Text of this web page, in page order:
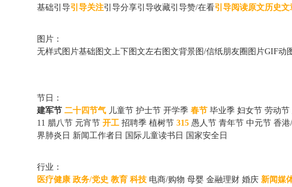
基础引导引导关注引导分享引导收藏引导赞/在看引导阅读原文历史文
图片：
无样式图片基础图文上下图文左右图文背景图/信纸朋友圈图片GIF动
节日：
建军节 二十四节气 儿童节 护士节 开学季 春节 毕业季 妇女节 劳动节
11 腊八节 元宵节 开工 招聘季 植树节 315 愚人节 青年节 中元节 香港
界肺炎日 新闻工作者日 国际儿童读书日 国家安全日
行业：
医疗健康 政务/党史 教育 科技 电商/购物 母婴 金融理财 婚庆 新闻媒